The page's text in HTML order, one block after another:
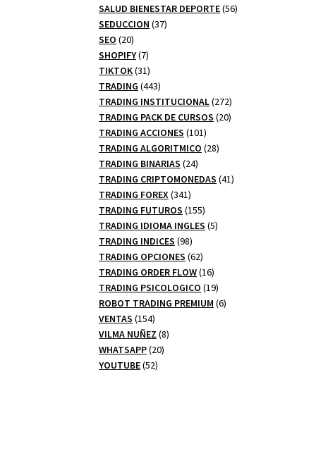
productos
SALUD BIENESTAR DEPORTE 5656
SEDUCCION 3737
SEO 2020
productos
SHOPIFY 77
productos
TIKTOK 3131
productos
TRADING 443443
productos
TRADING INSTITUCIONAL 272272
productos
TRADING PACK DE CURSOS 2020
TRADING ACCIONES 101101
productos
TRADING ALGORITMICO 2828
TRADING BINARIAS 2424
productos
TRADING CRIPTOMONEDAS 4141
TRADING FOREX 341341
productos
TRADING FUTUROS 155155
productos
TRADING IDIOMA INGLES 55
TRADING INDICES 9898
productos
TRADING OPCIONES 6262
productos
TRADING ORDER FLOW 1616
productos
TRADING PSICOLOGICO 1919
productos
ROBOT TRADING PREMIUM 66
VENTAS 154154
productos
VILMA NUÑEZ 88
WHATSAPP 2020
YOUTUBE 5252